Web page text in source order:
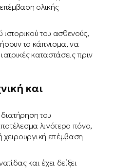
ολικής
ιστορικού του ασθενούς,
το κάπνισμα, να
καταστάσεις πριν
και
του
λιγότερο πόνο,
επέμβαση
και έχει δείξει